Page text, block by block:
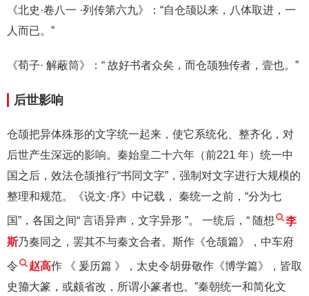
《北史·卷八一 ·列传第六九》：“自仓颉以来，八体取进，一
人而已。”
《荀子· 解蔽筒》：“ 故好书者众矣，而仓颉独传者，壹也。”
后世影响
仓颉把异体殊形的文字统一起来，使它系统化、整齐化，对
后世产生深远的影响。秦始皇二十六年（前221 年）统一中
国之后，效法仓颉推行“书同文字”，强制对文字进行大规模的
整理和规范。《说文·序》中记载， 秦统一之前，“分为七
国”，各国之间“ 言语异声，文字异形 ”。 一统后，“ 随想
李
斯乃奏同之，罢其不与秦文合者。斯作《仓颉篇》，中车府
令 赵高作 《 爰历篇 》，太史令胡毋敬作《博学篇》，皆取
史籀大篆，或颇省改，所谓小篆者也。”秦朝统一和简化文